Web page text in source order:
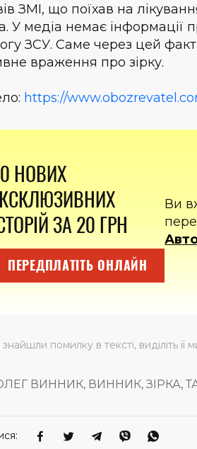
ЗМІ, що поїхав на
У медіа немає інформації
ЗСУ. Саме через цей
враження про зірку.
https://
НОВИХ
ЗА 20 ГРН
ПЕРЕДПЛАТІТЬ ОНЛАЙН
Ви
помилку в тексті, виділіть її
ВИННИК, ВИННИК, ЗІРКА,